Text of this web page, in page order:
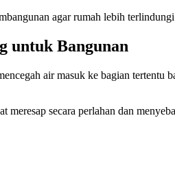
agar rumah lebih terlindungi
untuk Bangunan
air masuk ke bagian
secara perlahan dan